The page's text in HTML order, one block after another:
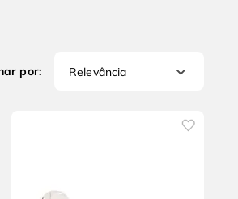
Relevância